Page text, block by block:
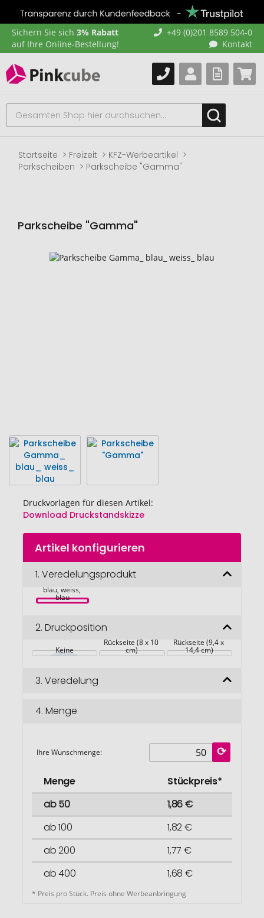
Sichern Sie sich 3% Rabatt
auf Ihre Online-Bestellung!
+49 (0)201 8589 504-0
Kontakt
Startseite Freizeit
KFZ-Werbeartikel
Parkscheiben
Parkscheibe "Gamma"
Parkscheibe "Gamma"
Druckvorlagen für diesen Artikel:
Download Druckstandskizze
Zum
Anfang
Bildgalerie
Artikel konfigurieren
1. Veredelungsprodukt
Parkscheibe
blau, weiss,
blau
2. Druckposition
Keine
Rückseite (8 x 10
cm)
Rückseite (9,4 x
14,4 cm)
3. Veredelung
4. Menge
Ihre Wunschmenge:
Menge
Stückpreis*
ab 50
1,86 €
ab 100
1,82 €
ab 200
1,77 €
ab 400
1,68 €
* Preis pro Stück. Preis ohne Werbeanbringung